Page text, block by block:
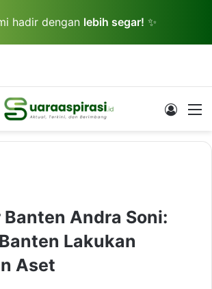
hadir dengan lebih segar! ✨
Log In
Andra Soni:
Lakukan
Aset